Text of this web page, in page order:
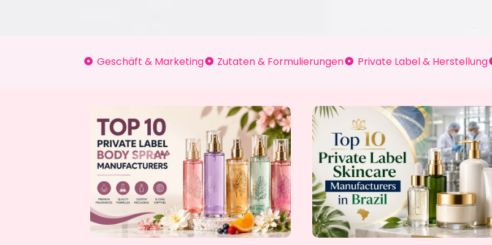
Geschäft & Marketing Zutaten & Formulierungen Private Label & Herstellung